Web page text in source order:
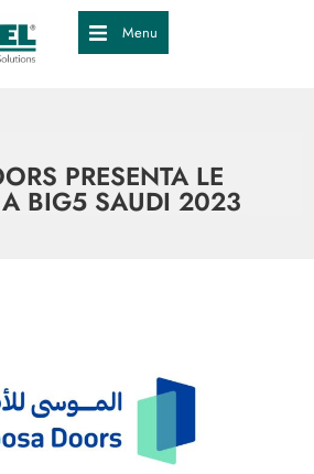
Menu
PRESENTA LE
A BIG5 SAUDI 2023